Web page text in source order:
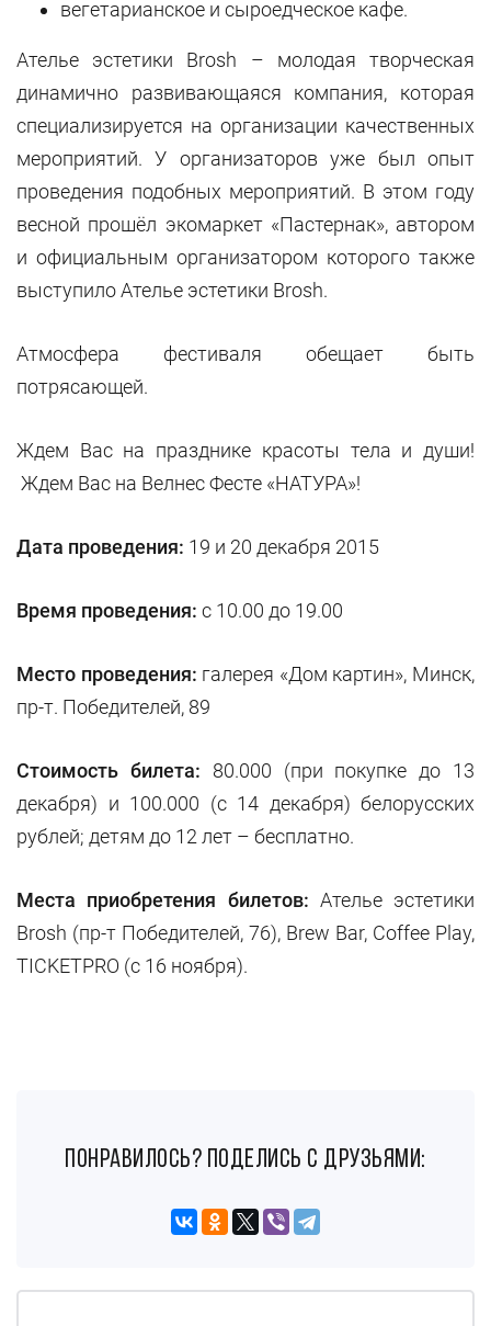
вегетарианское и сыроедческое кафе.
Ателье эстетики Brosh – молодая творческая
динамично развивающаяся компания, которая
специализируется на организации качественных
мероприятий. У организаторов уже был опыт
проведения подобных мероприятий. В этом году
весной прошёл экомаркет «Пастернак», автором
и официальным организатором которого также
выступило Ателье эстетики Brosh.
Атмосфера фестиваля обещает быть
потрясающей.
Ждем Вас на празднике красоты тела и души!
Ждем Вас на Велнес Фесте «НАТУРА»!
Дата проведения: 19 и 20 декабря 2015
Время проведения: с 10.00 до 19.00
Место проведения: галерея «Дом картин», Минск,
пр-т. Победителей, 89
Стоимость билета: 80.000 (при покупке до 13
декабря) и 100.000 (с 14 декабря) белорусских
рублей; детям до 12 лет – бесплатно.
Места приобретения билетов: Ателье эстетики
Brosh (пр-т Победителей, 76), Brew Bar, Coffee Play,
TICKETPRO (c 16 ноября).
понравилось? поделись с друзьями: